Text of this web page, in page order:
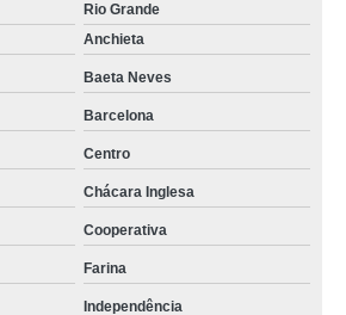
Rio Grande
Anchieta
Baeta Neves
Barcelona
Centro
Chácara Inglesa
Cooperativa
Farina
Independência